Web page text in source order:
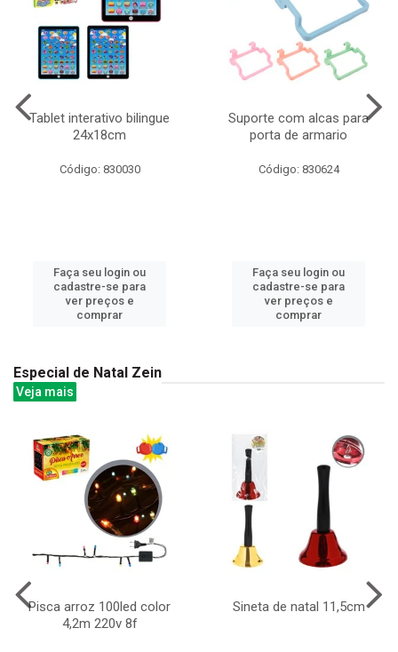
Tablet interativo bilingue
24x18cm
Código: 830030
Faça seu login ou
cadastre-se para
ver preços e
comprar
Suporte com alcas para
porta de armario
Código: 830624
Faça seu login ou
cadastre-se para
ver preços e
comprar
Especial de Natal Zein
Veja mais
Pisca arroz 100led color
4,2m 220v 8f
Sineta de natal 11,5cm